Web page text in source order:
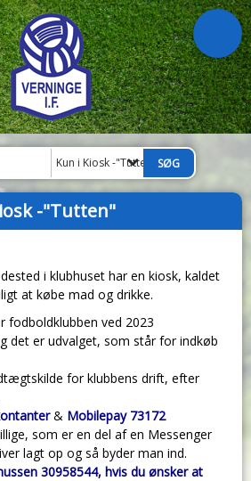
Kun i Kiosk -"Tutten"
-"Tutten"
i klubhuset har en kiosk, kaldet
at købe mad og drikke.
fodboldklubben ved 2023
det er udvalget, som står for indkøb
for klubbens drift, efter
& Mobilepay 73172
som er en del af en Messenger
lagt op og så byder man ind.
30958544, hvis du ønsker at